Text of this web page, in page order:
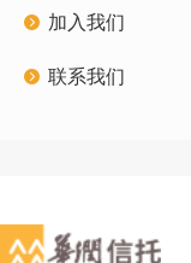
加入我们
联系我们